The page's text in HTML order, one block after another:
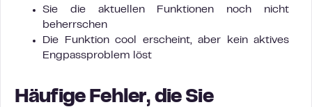
Sie die aktuellen Funktionen noch nicht
beherrschen
Die Funktion cool erscheint, aber kein aktives
Engpassproblem löst
Häufige Fehler, die Sie